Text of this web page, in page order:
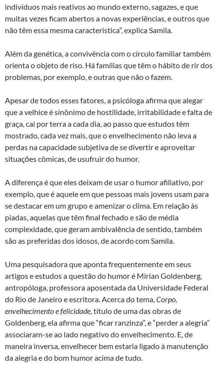
indivíduos mais reativos ao mundo externo, sagazes, e que
muitas vezes ficam abertos a novas experiências, e outros que
não têm essa mesma característica”, explica Samila.
Além da genética, a convivência com o círculo familiar também
orienta o objeto de riso. Há famílias que têm o hábito de rir dos
problemas, por exemplo, e outras que não o fazem.
Apesar de todos esses fatores, a psicóloga afirma que alegar
que a velhice é sinônimo de hostilidade, irritabilidade e falta de
graça, cai por terra a cada dia, ao passo que estudos têm
mostrado, cada vez mais, que o envelhecimento não leva a
perdas na capacidade subjetiva de se divertir e aproveitar
situações cômicas, de usufruir do humor.
A diferença é que eles deixam de usar o humor afiliativo, por
exemplo, que é aquele em que pessoas mais jovens usam para
se destacar em um grupo e amenizar o clima. Em relação às
piadas, aquelas que têm final fechado e são de média
complexidade, que geram ambivalência de sentido, também
são as preferidas dos idosos, de acordo com Samila.
Uma pesquisadora que aponta frequentemente em seus
artigos e estudos a questão do humor é Mirian Goldenberg,
antropóloga, professora aposentada da Universidade Federal
do Rio de Janeiro e escritora. Acerca do tema,Corpo,
envelhecimento e felicidade, título de uma das obras de
Goldenberg, ela afirma que “ficar ranzinza”, e “perder a alegria”
associaram-se ao lado negativo do envelhecimento. E, de
maneira inversa, envelhecer bem estaria ligado à manutenção
da alegria e do bom humor acima de tudo.